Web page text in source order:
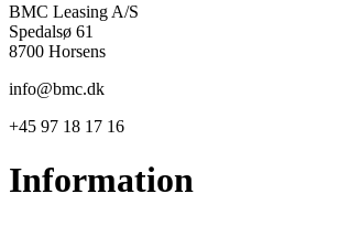
BMC Leasing A/S
Spedalsø 61
8700 Horsens
info@bmc.dk
+45 97 18 17 16
Information